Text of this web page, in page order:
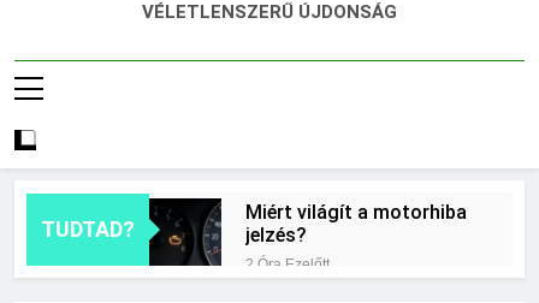
VÉLETLENSZERŰ ÚJDONSÁG
TUDTAD?
Miért világít a motorhiba
jelzés?
2 Óra Ezelőtt